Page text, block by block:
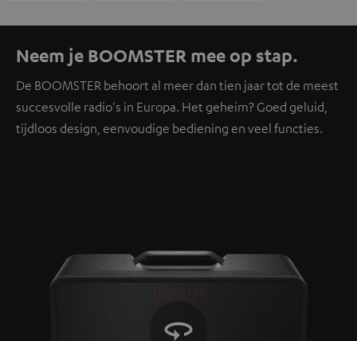
Neem je BOOMSTER mee op stap.
De BOOMSTER behoort al meer dan tien jaar tot de meest
succesvolle radio's in Europa. Het geheim? Goed geluid,
tijdloos design, eenvoudige bediening en veel functies.